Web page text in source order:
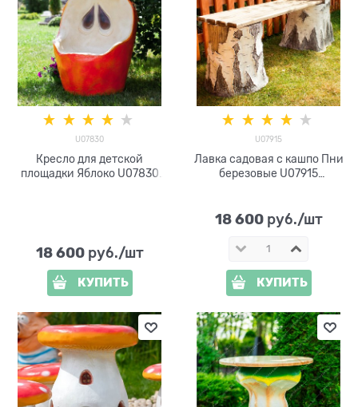
U07830
Кресло для детской
площадки Яблоко U07830
18 600 руб./шт
КУПИТЬ
U07915
Лавка садовая с кашпо Пни
березовые U07915
18 600 руб./шт
КУПИТЬ